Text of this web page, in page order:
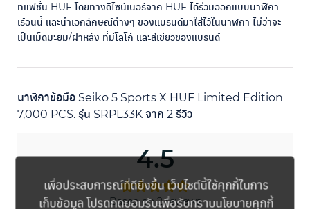
ทแฟชั่น HUF โดยทางดีไซน์เนอร์จาก HUF ได้ร่วมออกแบบนาฬิกา
เรือนนี้ และนำเอกลักษณ์ต่างๆ ของแบรนด์มาใส่ไว้ในนาฬิกา ไม่ว่าจะ
เป็นเม็ดมะยม/ฝาหลัง ที่มีโลโก้ และสีเขียวของแบรนด์
นาฬิกาข้อมือ Seiko 5 Sports X HUF Limited Edition
7,000 PCS. รุ่น SRPL33K จาก 2 รีวิว
4.5
Based on 2 reviews
เพื่อประสบการณ์ที่ดียิ่งขึ้น เว็บไซต์นี้ใช้คุกกี้ในการ
เก็บข้อมูล โปรดกดยอมรับเพื่อรับทราบนโยบายคุกกี้